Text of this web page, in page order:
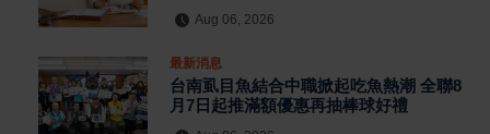
Aug 06, 2026
最新消息
台南虱目魚結合中職掀起吃魚熱潮 全聯8
月7日起推滿額優惠再抽棒球好禮